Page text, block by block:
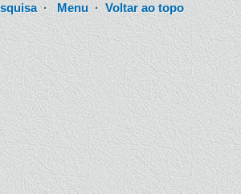
·Menu ·Voltar ao topo